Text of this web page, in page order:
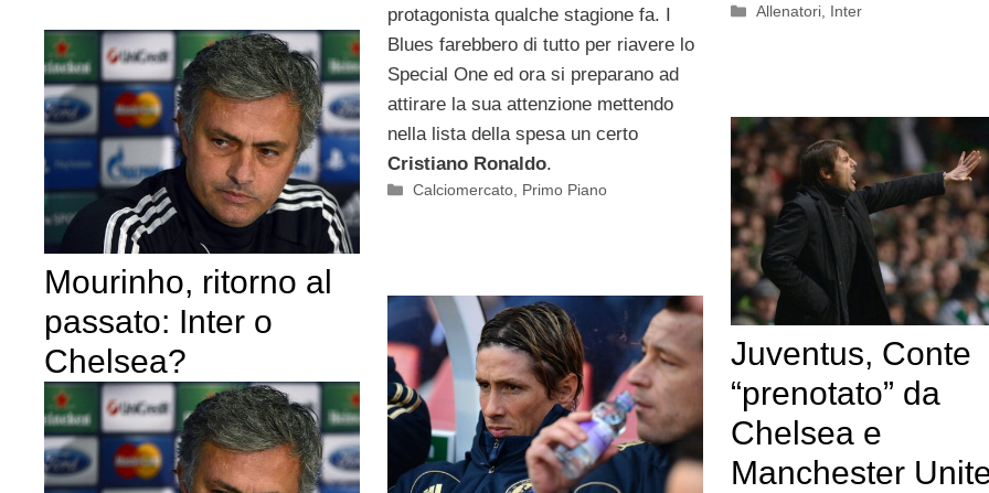
protagonista qualche stagione fa. I
Blues farebbero di tutto per riavere lo
Special One ed ora si preparano ad
attirare la sua attenzione mettendo
nella lista della spesa un certo
Cristiano Ronaldo.
Categorie
Calciomercato, Primo Piano
Categorie
Allenatori, Inter
Mourinho, ritorno al
passato: Inter o
Chelsea?
Juventus, Conte
“prenotato” da
Chelsea e
Manchester